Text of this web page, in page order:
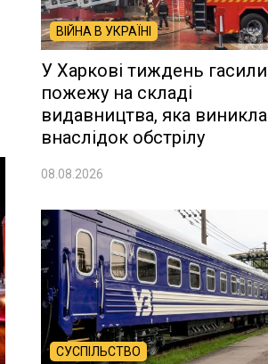
ВІЙНА В УКРАЇНІ
У Харкові тиждень гасили
пожежу на складі
видавництва, яка виникла
внаслідок обстрілу
08.08.2026
СУСПІЛЬСТВО